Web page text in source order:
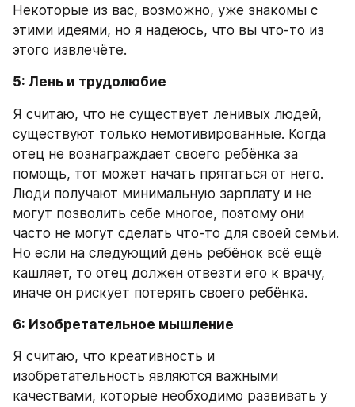
Некоторые из вас, возможно, уже знакомы с
этими идеями, но я надеюсь, что вы что-то из
этого извлечёте.
5: Лень и трудолюбие
Я считаю, что не существует ленивых людей,
существуют только немотивированные. Когда
отец не вознаграждает своего ребёнка за
помощь, тот может начать прятаться от него.
Люди получают минимальную зарплату и не
могут позволить себе многое, поэтому они
часто не могут сделать что-то для своей семьи.
Но если на следующий день ребёнок всё ещё
кашляет, то отец должен отвезти его к врачу,
иначе он рискует потерять своего ребёнка.
6: Изобретательное мышление
Я считаю, что креативность и
изобретательность являются важными
качествами, которые необходимо развивать у